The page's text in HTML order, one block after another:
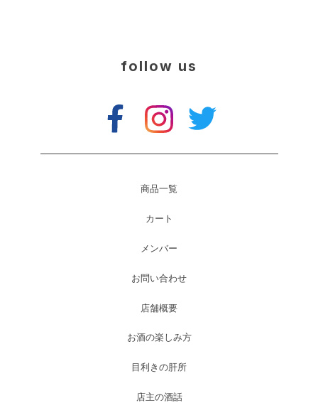
follow us
商品一覧
カート
メンバー
お問い合わせ
店舗概要
お酒の楽しみ方
目利きの肝所
店主の酒話